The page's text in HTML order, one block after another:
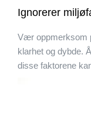
Ignorerer
Vær oppmerksom
klarhet og dybde.
disse faktorene